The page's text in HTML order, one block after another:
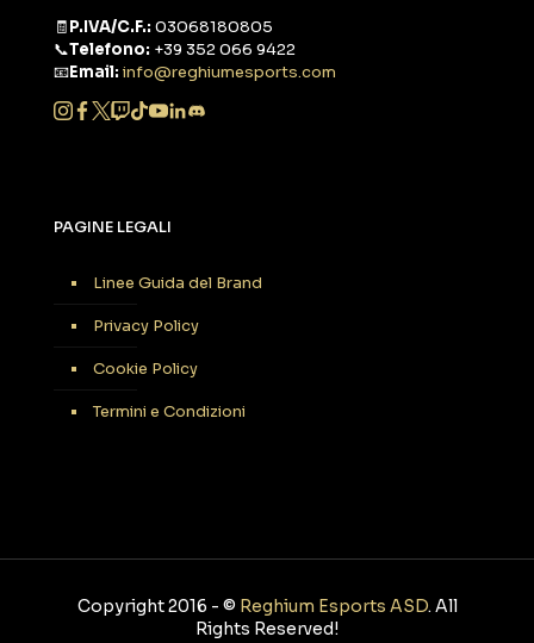
🧾P.IVA/C.F.: 03068180805
📞Telefono: +39 352 066 9422
📧Email: info@reghiumesports.com
PAGINE LEGALI
Linee Guida del Brand
Privacy Policy
Cookie Policy
Termini e Condizioni
Copyright 2016 - © Reghium Esports ASD. All
Rights Reserved!